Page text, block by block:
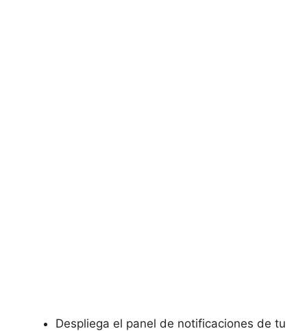
Despliega el panel de notificaciones de tu